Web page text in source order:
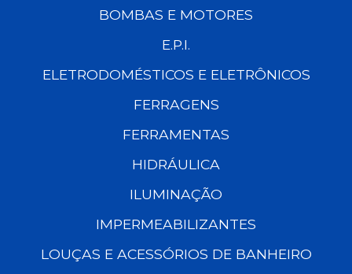
BOMBAS E MOTORES
E.P.I.
ELETRODOMÉSTICOS E ELETRÔNICOS
FERRAGENS
FERRAMENTAS
HIDRÁULICA
ILUMINAÇÃO
IMPERMEABILIZANTES
LOUÇAS E ACESSÓRIOS DE BANHEIRO